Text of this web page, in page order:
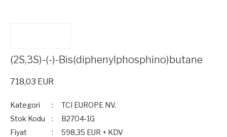
(2S,3S)-(-)-Bis(diphenylphosphino)butane
718,03 EUR
Kategori
TCI EUROPE NV.
Stok Kodu
B2704-1G
Fiyat
598,35 EUR + KDV